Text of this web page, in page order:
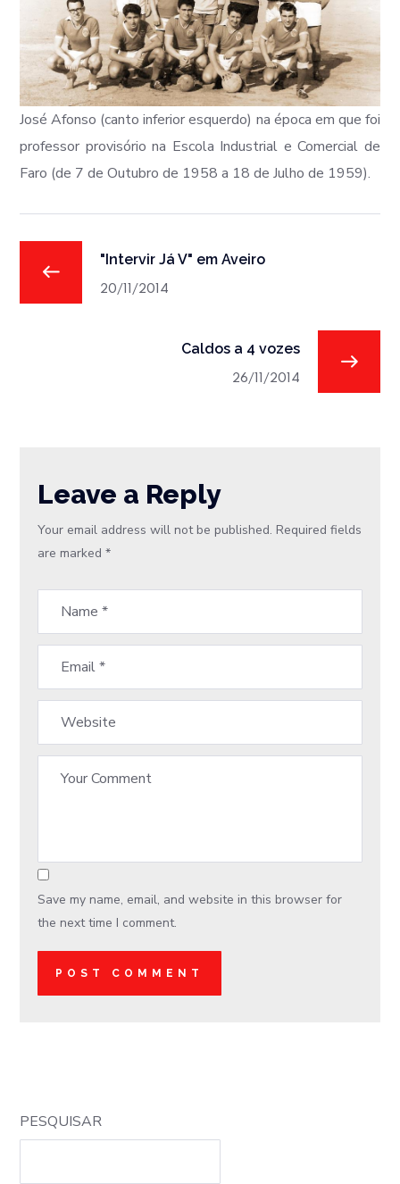
José Afonso (canto inferior esquerdo) na época em que foi
professor provisório na Escola Industrial e Comercial de
Faro (de 7 de Outubro de 1958 a 18 de Julho de 1959).
"Intervir Já V" em Aveiro
20/11/2014
Caldos a 4 vozes
26/11/2014
Leave a Reply
Your email address will not be published. Required fields
are marked*
Save my name, email, and website in this browser for
the next time I comment.
PESQUISAR